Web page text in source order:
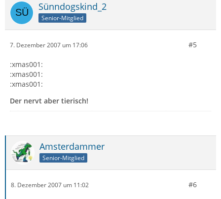
Sünndogskind_2
Senior-Mitglied
7. Dezember 2007 um 17:06 #5
:xmas001:
:xmas001:
:xmas001:
Der nervt aber tierisch!
Amsterdammer
Senior-Mitglied
8. Dezember 2007 um 11:02 #6